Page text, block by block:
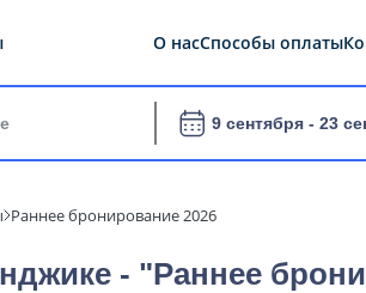
О насСпособы оплаты
9 сентября - 23
Раннее бронирование 2026
- "Раннее